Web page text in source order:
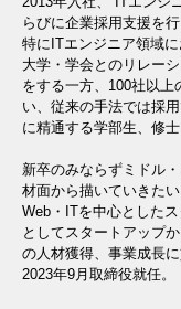
らびに企業採用支援を行
特にITエンジニア領域
大学・学会とのリレー
をする一方、100社以
い、従来の手法では採
に精通する学部生、修
新卒のみならずミドル
材面から描いていきた
Web・ITを中心とした
としてスタートアップ
の人材獲得、事業成長に
2023年9月取締役就任。